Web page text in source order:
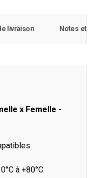
livraison Notes et
x Femelle -
à +80°C.